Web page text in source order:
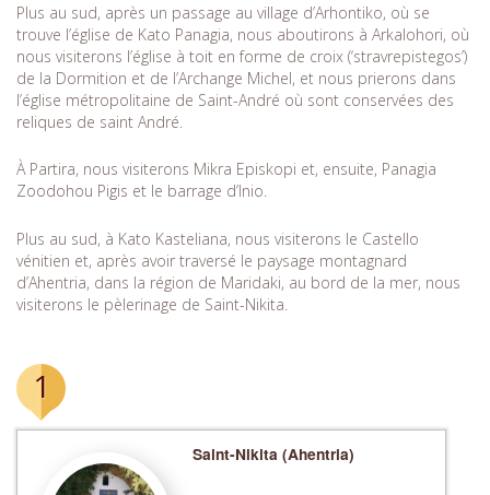
Plus au sud, après un passage au village d’Arhontiko, où se
trouve l’église de Kato Panagia, nous aboutirons à Arkalohori, où
nous visiterons l’église à toit en forme de croix (‘stravrepistegos’)
de la Dormition et de l’Archange Michel, et nous prierons dans
l’église métropolitaine de Saint-André où sont conservées des
reliques de saint André.
À Partira, nous visiterons Mikra Episkopi et, ensuite, Panagia
Zoodohou Pigis et le barrage d’Inio.
Plus au sud, à Kato Kasteliana, nous visiterons le Castello
vénitien et, après avoir traversé le paysage montagnard
d’Ahentria, dans la région de Maridaki, au bord de la mer, nous
visiterons le pèlerinage de Saint-Nikita.
1
Saint-Nikita (Ahentria)